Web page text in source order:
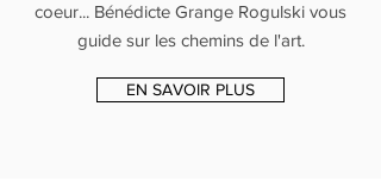
coeur... Bénédicte Grange Rogulski vous
guide sur les chemins de l'art.
EN SAVOIR PLUS